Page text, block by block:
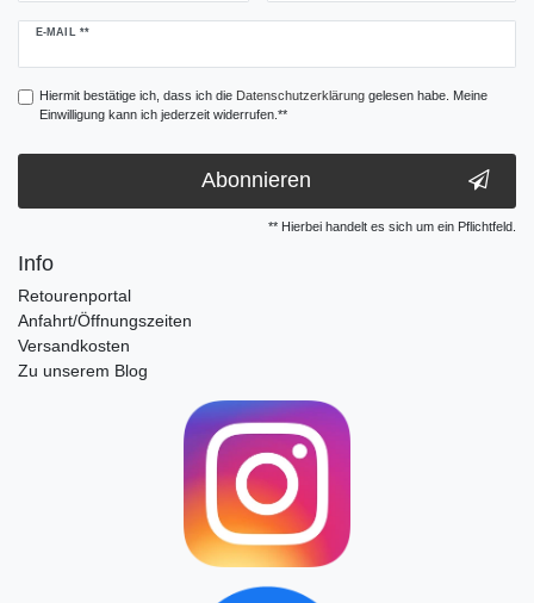
E-MAIL **
Newsletter
Hiermit bestätige ich, dass ich die Daten­schutz­erklärunggelesen habe. Meine
Einwilligung kann ich jederzeit widerrufen.**
Abonnieren
** Hierbei handelt es sich um ein Pflichtfeld.
Info
Retourenportal
Anfahrt/Öffnungszeiten
Versandkosten
Zu unserem Blog